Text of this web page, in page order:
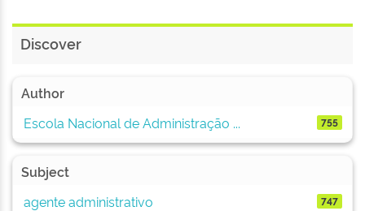
Discover
Author
Escola Nacional de Administração ...
755
Subject
agente administrativo
747